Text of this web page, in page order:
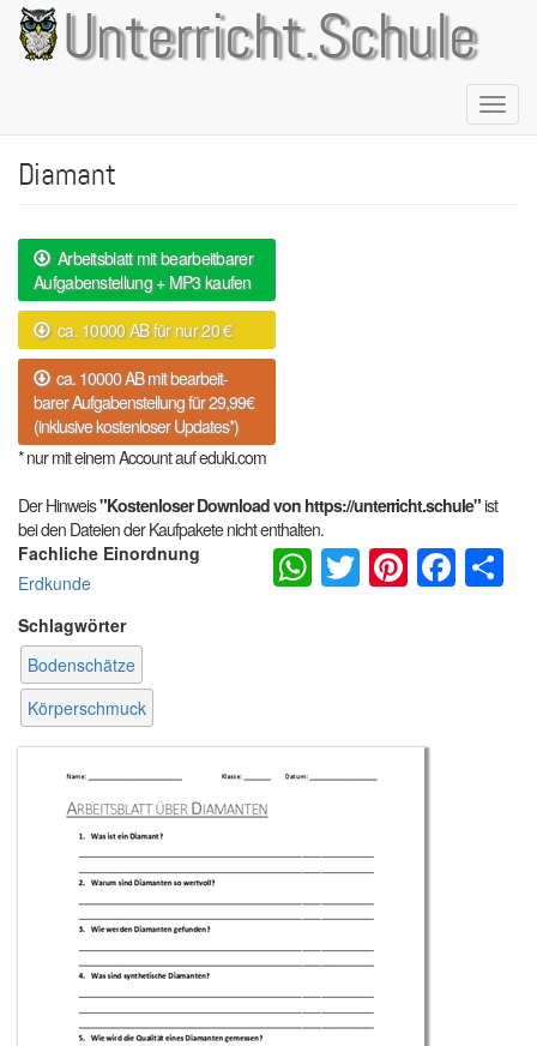
Direkt
zum
Inhalt
Unterricht.Schule
Diamant
Arbeitsblatt mit bearbeitbarer
Aufgabenstellung + MP3 kaufen
ca. 10000 AB für nur 20 €
ca. 10000 AB mit bearbeit-
barer Aufgabenstellung für 29,99€
(inklusive kostenloser Updates*)
* nur mit einem Account auf eduki.com
Der Hinweis"Kostenloser Download von https://unterricht.schule"ist
bei den Dateien der Kaufpakete nicht enthalten.
Fachliche Einordnung
Erdkunde
Schlagwörter
Bodenschätze
Körperschmuck
WhatsApp
Twitter